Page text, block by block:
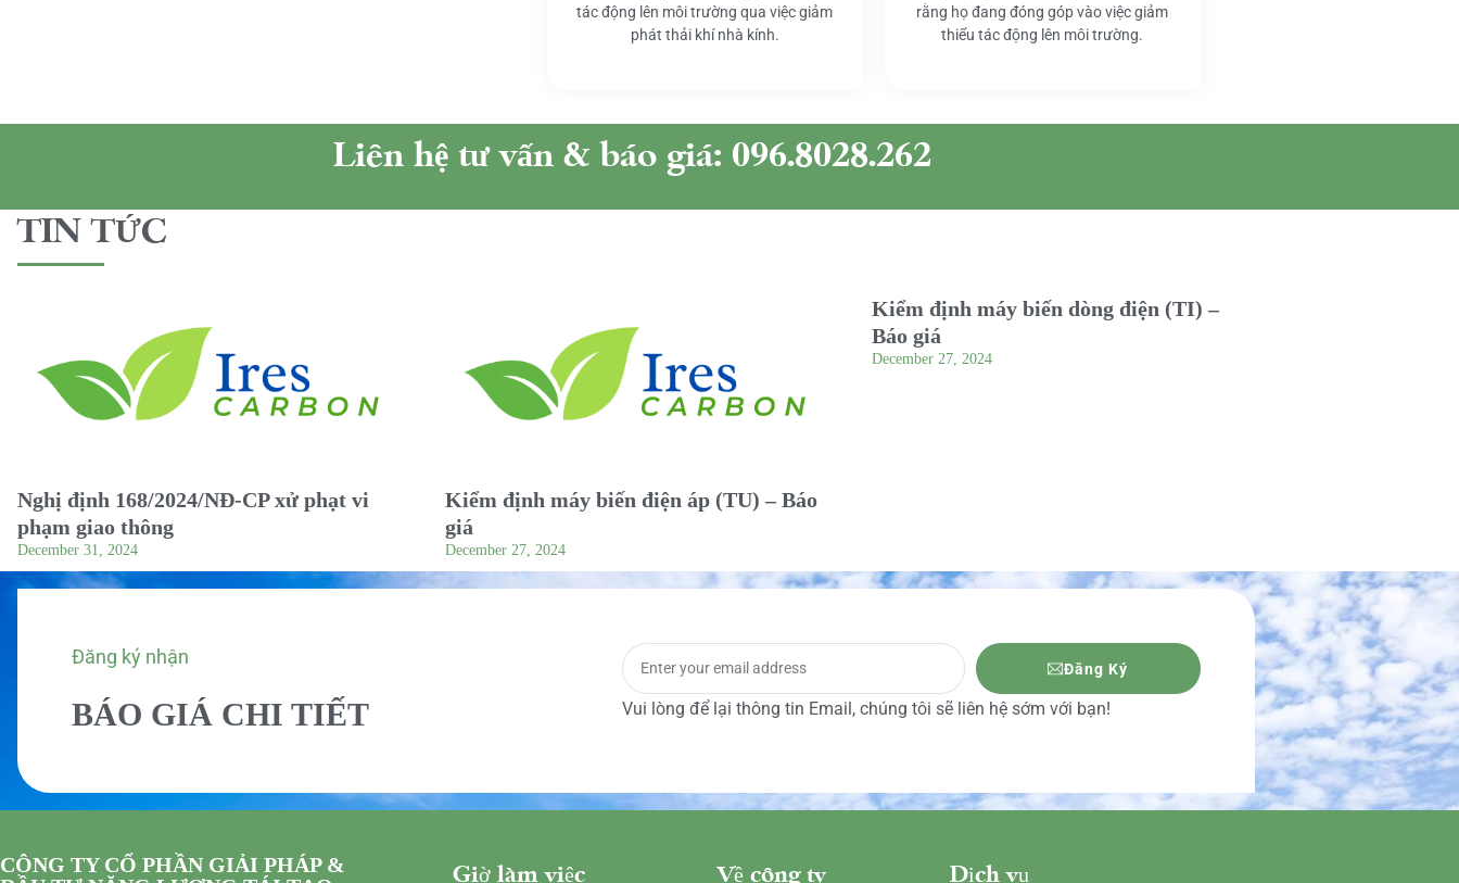
tác động lên môi trường qua việc giảm
phát thải khí nhà kính.
rằng họ đang đóng góp vào việc giảm
thiểu tác động lên môi trường.
Liên hệ tư vấn & báo giá: 096.8028.262
TIN TỨC
Nghị định 168/2024/NĐ-CP xử phạt vi
phạm giao thông
December 31, 2024
Kiểm định máy biến điện áp (TU) – Báo
giá
December 27, 2024
Kiểm định máy biến dòng điện (TI) –
Báo giá
December 27, 2024
Đăng ký nhận
BÁO GIÁ CHI TIẾT
Đăng Ký
Vui lòng để lại thông tin Email, chúng tôi sẽ liên hệ sớm với bạn!
CÔNG TY CỔ PHẦN GIẢI PHÁP &
Giờ làm việc Về công ty Dịch vụ